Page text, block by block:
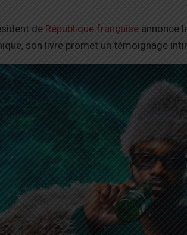
de République française annonce
son livre promet un témoignage